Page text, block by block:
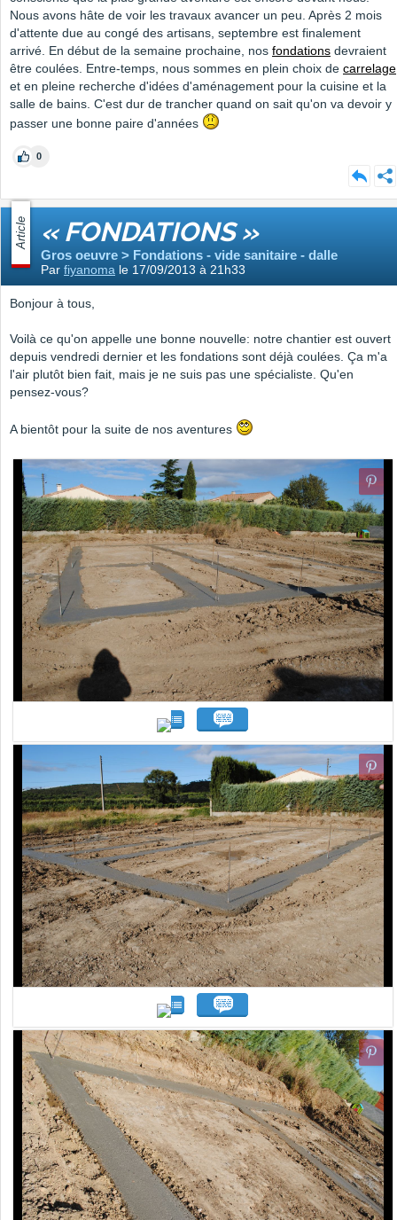
Nous avons hâte de voir les travaux avancer un peu. Après 2 mois
d'attente due au congé des artisans, septembre est finalement
arrivé. En début de la semaine prochaine, nos fondations devraient
être coulées. Entre-temps, nous sommes en plein choix de carrelage
et en pleine recherche d'idées d'aménagement pour la cuisine et la
salle de bains. C'est dur de trancher quand on sait qu'on va devoir y
passer une bonne paire d'années
0
Article « FONDATIONS »
Gros oeuvre > Fondations - vide sanitaire - dalle
Par fiyanoma le 17/09/2013 à 21h33
Bonjour à tous,
Voilà ce qu'on appelle une bonne nouvelle: notre chantier est ouvert
depuis vendredi dernier et les fondations sont déjà coulées. Ça m'a
l'air plutôt bien fait, mais je ne suis pas une spécialiste. Qu'en
pensez-vous?
A bientôt pour la suite de nos aventures